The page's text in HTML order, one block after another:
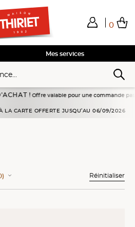
0
mon panier
mon panier
mon panier
mon panier
Mes services
valable pour une commande passée en
LA CARTE OFFERTE JUSQU’AU 06/09/2026
Réinitialiser